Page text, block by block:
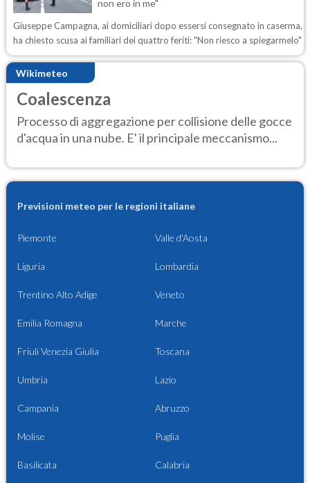
non ero in me"
Giuseppe Campagna, ai domiciliari dopo essersi consegnato in caserma,
ha chiesto scusa ai familiari dei quattro feriti: "Non riesco a spiegarmelo"
Wikimeteo
Coalescenza
Processo di aggregazione per collisione delle gocce
d'acqua in una nube. E' il principale meccanismo...
Previsioni meteo per le regioni italiane
Piemonte Valle d'Aosta
Liguria Lombardia
Trentino Alto Adige Veneto
Emilia Romagna Marche
Friuli Venezia Giulia Toscana
Umbria Lazio
Campania Abruzzo
Molise Puglia
Basilicata Calabria